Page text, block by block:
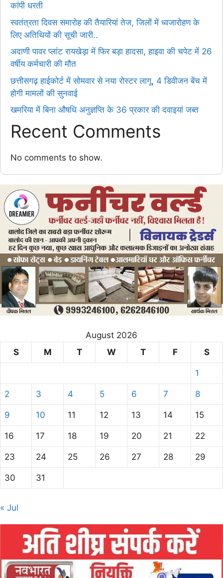
कांपी धरती
स्वतंत्रता दिवस समारोह की तैयारियां तेज, जिलों में ध्वजारोहण के
लिए अतिथियों की सूची जारी..
अदाणी पावर प्लांट रायखेड़ा में फिर बड़ा हादसा, हाइवा की चपेट में 26
वर्षीय कर्मचारी की मौत
छत्तीसगढ़ हाईकोर्ट में सोमवार से नया रोस्टर लागू, 4 डिवीजन बेंच में
होगी मामलों की सुनवाई
खमरिया में बिना औषधि अनुज्ञप्ति के 36 प्रकार की दवाइयां जब्त
Recent Comments
No comments to show.
August 2026
S
M T W T F S
1
2 3 4 5 6 7 8
9 10 11 12 13 14 15
16 17 18 19 20 21 22
23 24 25 26 27 28 29
30 31
« Jul